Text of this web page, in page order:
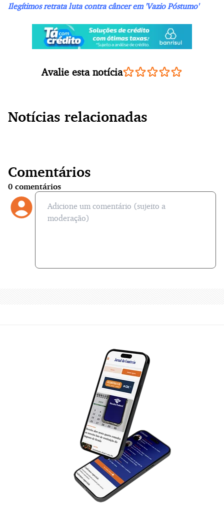
Ilegítimos retrata luta contra câncer em 'Vazio Póstumo'
Avalie esta notícia
Notícias relacionadas
Comentários
0 comentários